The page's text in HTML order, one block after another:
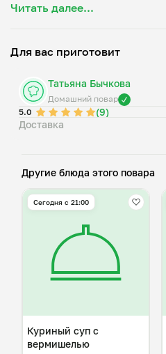
Читать далее...
Для вас приготовит
Татьяна Бычкова
Домашний повар
5.0
(9)
Доставка
Другие блюда этого повара
Сегодня с 21:00
Куриный суп с
вермишелью